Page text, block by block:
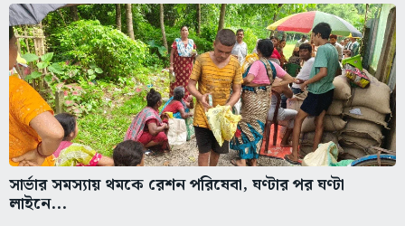
সার্ভার সমস্যায় থমকে রেশন পরিষেবা, ঘণ্টার পর ঘণ্টা
লাইনে...